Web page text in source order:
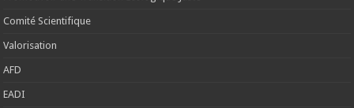
Comité Scientifique
Valorisation
AFD
EADI